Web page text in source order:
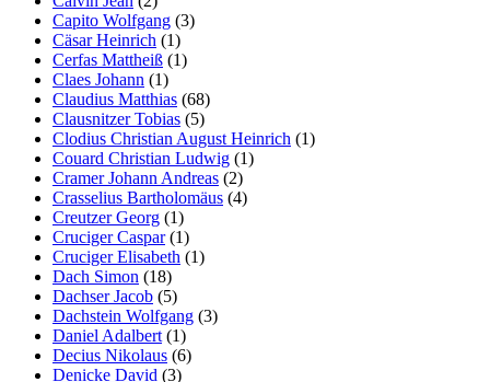
Capito Wolfgang (3)
Cäsar Heinrich (1)
Cerfas Mattheiß (1)
Claes Johann (1)
Claudius Matthias (68)
Clausnitzer Tobias (5)
Clodius Christian August Heinrich (1)
Couard Christian Ludwig (1)
Cramer Johann Andreas (2)
Crasselius Bartholomäus (4)
Creutzer Georg (1)
Cruciger Caspar(1)
Cruciger Elisabeth (1)
Dach Simon (18)
Dachser Jacob (5)
Dachstein Wolfgang (3)
Daniel Adalbert (1)
Decius Nikolaus (6)
Denicke David (3)